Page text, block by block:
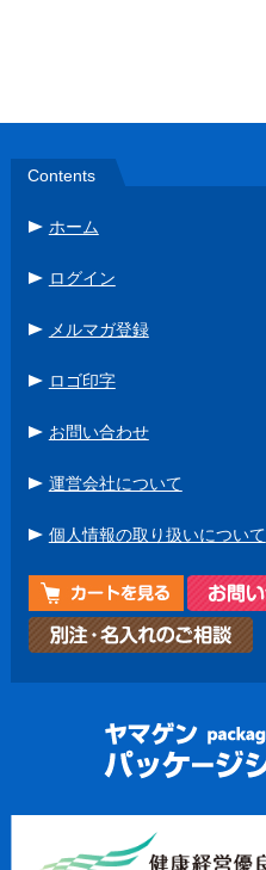
Contents
ホーム
ログイン
メルマガ登録
ロゴ印字
お問い合わせ
運営会社について
個人情報の取り扱いについて